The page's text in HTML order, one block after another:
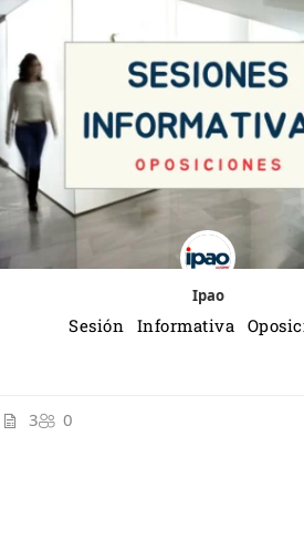
Ipao
Sesión Informativa
3 0